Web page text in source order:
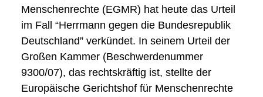
Menschenrechte (EGMR) hat heute das Urteil
im Fall “Herrmann gegen die Bundesrepublik
Deutschland” verkündet. In seinem Urteil der
Großen Kammer (Beschwerdenummer
9300/07), das rechtskräftig ist, stellte der
Europäische Gerichtshof für Menschenrechte